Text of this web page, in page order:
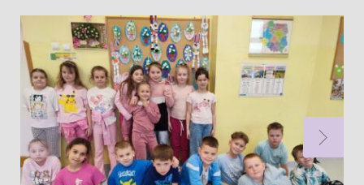
Dzień:
2026-
04-
09